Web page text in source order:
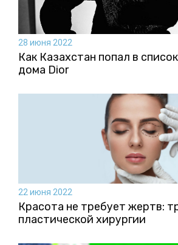
28 июня 2022
Как Казахстан попал в
дома Dior
22 июня 2022
Красота не требует жертв:
пластической хирургии